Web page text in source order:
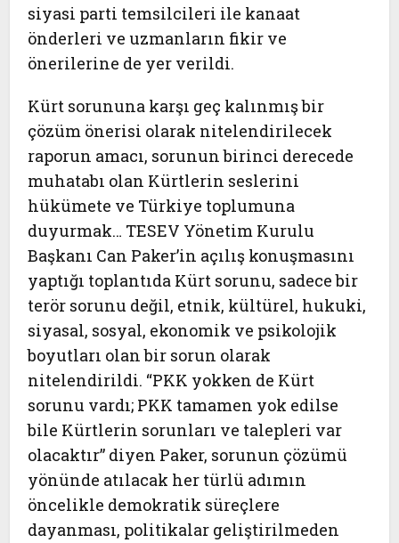
siyasi parti temsilcileri ile kanaat
önderleri ve uzmanların fikir ve
önerilerine de yer verildi.
Kürt sorununa karşı geç kalınmış bir
çözüm önerisi olarak nitelendirilecek
raporun amacı, sorunun birinci derecede
muhatabı olan Kürtlerin seslerini
hükümete ve Türkiye toplumuna
duyurmak… TESEV Yönetim Kurulu
Başkanı Can Paker’in açılış konuşmasını
yaptığı toplantıda Kürt sorunu, sadece bir
terör sorunu değil, etnik, kültürel, hukuki,
siyasal, sosyal, ekonomik ve psikolojik
boyutları olan bir sorun olarak
nitelendirildi. “PKK yokken de Kürt
sorunu vardı; PKK tamamen yok edilse
bile Kürtlerin sorunları ve talepleri var
olacaktır” diyen Paker, sorunun çözümü
yönünde atılacak her türlü adımın
öncelikle demokratik süreçlere
dayanması, politikalar geliştirilmeden